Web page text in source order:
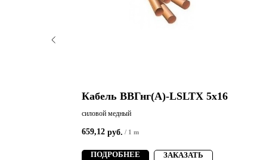
Кабель ВВГнг(А)-LSLTХ 5х16
силовой медный
659,12 руб. / 1 m
ПОДРОБНЕЕ ЗАКАЗАТЬ